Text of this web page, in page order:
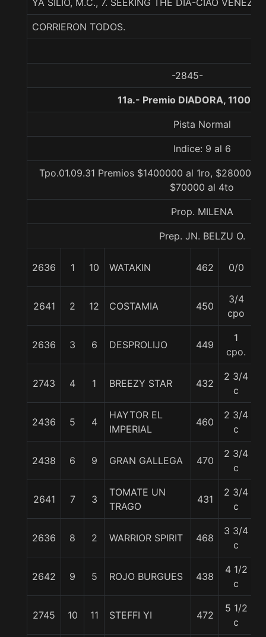
YA SILIO, M.C., 7. SEEKING THE DIA-CIAO
CORRIERON TODOS.
-2845-
11a.- Premio DIADORA, 1100
Pista Normal
Indice: 9 al 6
Tpo.01.09.31 Premios $1400000 al 1ro, $280000
$70000 al 4to
Prop. MILENA
Prep. JN. BELZU O.
2636 1 10 WATAKIN 462 0/0
2641 2 12 COSTAMIA 450
3/4
cpo
2636 3 6 DESPROLIJO 449
1
cpo.
2743 4 1 BREEZY STAR 432
2 3/4
c
2436 5 4
HAYTOR EL
IMPERIAL
460
2 3/4
c
2438 6 9 GRAN GALLEGA 470
2 3/4
c
2641 7 3
TOMATE UN
TRAGO
431
2 3/4
c
2636 8 2 WARRIOR SPIRIT 468
3 3/4
c
2642 9 5 ROJO BURGUES 438
4 1/2
c
2745 10 11 STEFFI YI 472
5 1/2
c